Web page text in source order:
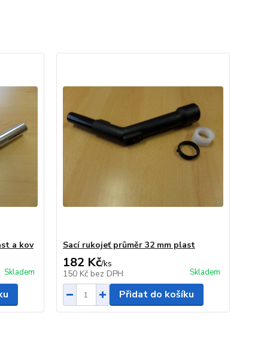
a kov
Skladem
Sací rukojeť průměr 32 mm plast
182 Kč/ks
150 Kč bez DPH Skladem
Přidat do košíku